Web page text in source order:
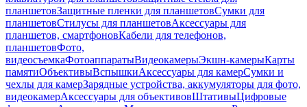
планшетовЗащитные пленки для планшетовСумки для
планшетовСтилусы для планшетовАксессуары для
планшетов, смартфоновКабели для телефонов,
планшетовФото,
видеосъемкаФотоаппаратыВидеокамерыЭкшн-камерыКарты
памятиОбъективыВспышкиАксессуары для камерСумки и
чехлы для камерЗарядные устройства, аккумуляторы для фото,
видеокамерАксессуары для объективовШтативыЦифровые